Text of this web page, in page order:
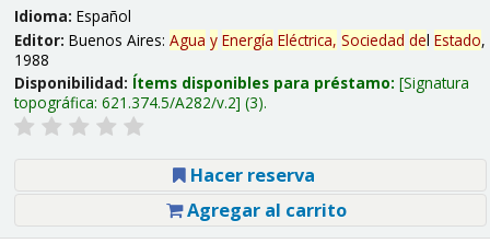
Idioma: Español
Editor: Buenos Aires: Agua y Energía Eléctrica, Sociedad del Estado,
1988
Disponibilidad: Ítems disponibles para préstamo: Signatura
topográfica: 621.374.5/A282/v.2 (3).
Hacer reserva
Agregar al carrito